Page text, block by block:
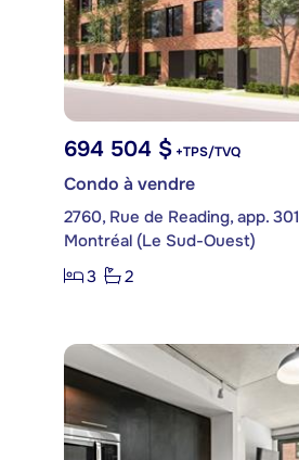
694 504 $ +TPS/TVQ
Condo à vendre
2760, Rue de Reading, app. 301
Montréal (Le Sud-Ouest)
3
2